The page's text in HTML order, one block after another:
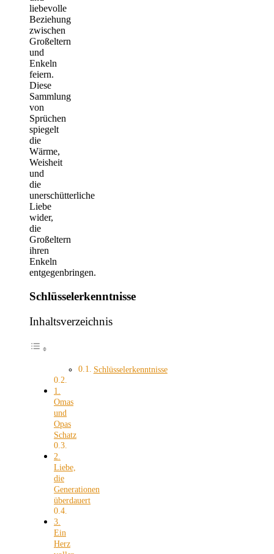
liebevolle
Beziehung
zwischen
Großeltern
und
Enkeln
feiern.
Diese
Sammlung
von
Sprüchen
spiegelt
die
Wärme,
Weisheit
und
die
unerschütterliche
Liebe
wider,
die
Großeltern
ihren
Enkeln
entgegenbringen.
Schlüsselerkenntnisse
Inhaltsverzeichnis
Schlüsselerkenntnisse
1.
Omas
und
Opas
Schatz
2.
Liebe,
die
Generationen
überdauert
3.
Ein
Herz